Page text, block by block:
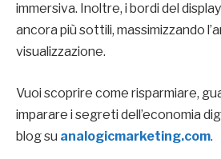
immersiva. Inoltre, i bordi del
ancora più sottili, massimizzando
visualizzazione.
Vuoi scoprire come risparmiare,
imparare i segreti dell’economia
blog su analogicmarketing.com.